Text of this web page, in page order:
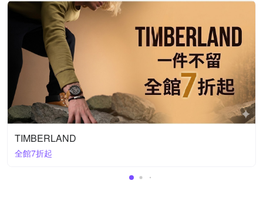
TIMBERLAND
全館7折起